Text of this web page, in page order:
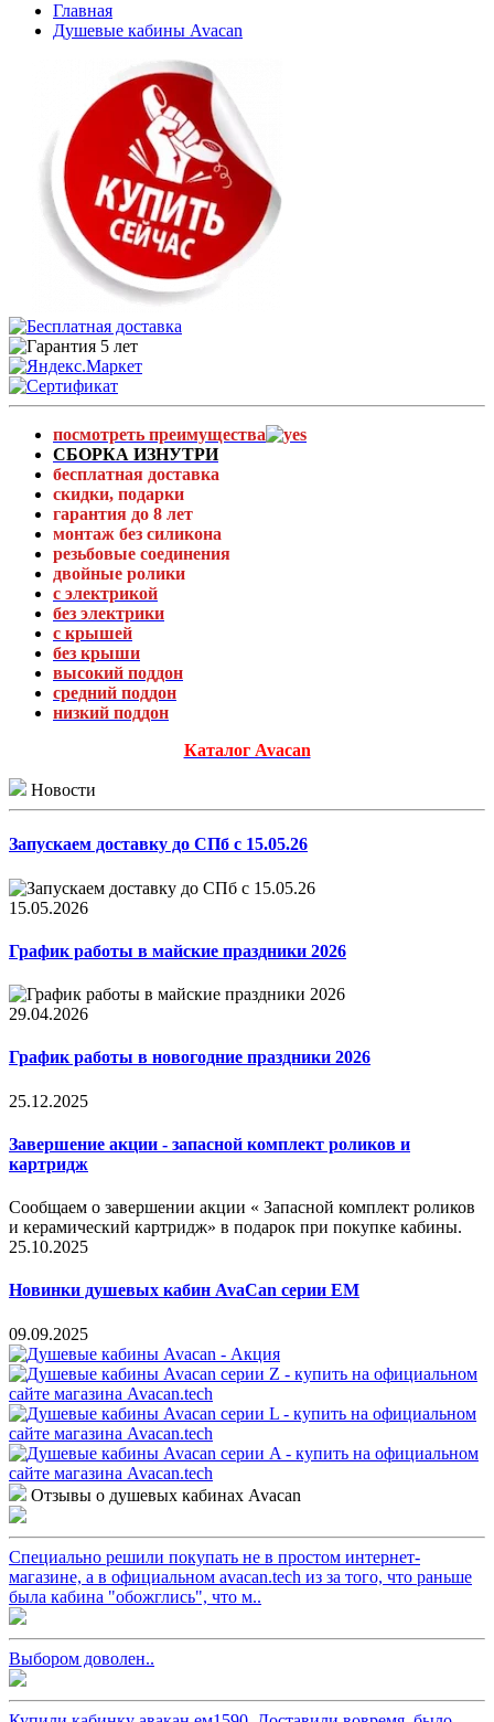
Главная
Душевые кабины Avacan
посмотреть преимущества
СБОРКА ИЗНУТРИ
бесплатная доставка
скидки, подарки
гарантия до 8 лет
монтаж без силикона
резьбовые соединения
двойные ролики
с электрикой
без электрики
с крышей
без крыши
высокий поддон
средний поддон
низкий поддон
Каталог Avacan
Новости
Запускаем доставку до СПб с 15.05.26
15.05.2026
График работы в майские праздники 2026
29.04.2026
График работы в новогодние праздники 2026
25.12.2025
Завершение акции - запасной комплект роликов и
картридж
Сообщаем о завершении акции « Запасной комплект роликов
и керамический картридж» в подарок при покупке кабины.
25.10.2025
Новинки душевых кабин AvaCan серии EM
09.09.2025
Отзывы о душевых кабинах Avacan
Специально решили покупать не в простом интернет-
магазине, а в официальном avacan.tech из за того, что раньше
была кабина "обожглись", что м..
Выбором доволен..